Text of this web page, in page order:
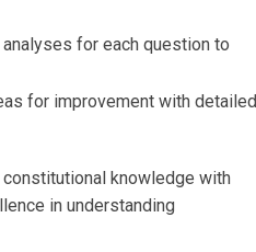
for each question to
for improvement with detailed
knowledge with
in understanding